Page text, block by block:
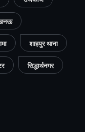
शाहपुर थाना
सिद्धार्थनगर